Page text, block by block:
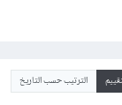
الترتيب حسب التاريخ